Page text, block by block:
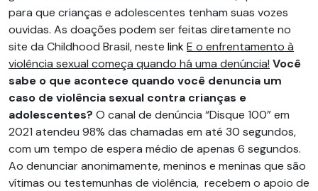
para que crianças e adolescentes tenham suas vozes
ouvidas. As doações podem ser feitas diretamente no
site da Childhood Brasil, neste linkE o enfrentamento à
violência sexual começa quando há uma denúncia! Você
sabe o que acontece quando você denuncia um
caso de violência sexual contra crianças e
adolescentes? O canal de denúncia “Disque 100” em
2021 atendeu 98% das chamadas em até 30 segundos,
com um tempo de espera médio de apenas 6 segundos.
Ao denunciar anonimamente, meninos e meninas que são
vítimas ou testemunhas de violência, recebem o apoio de